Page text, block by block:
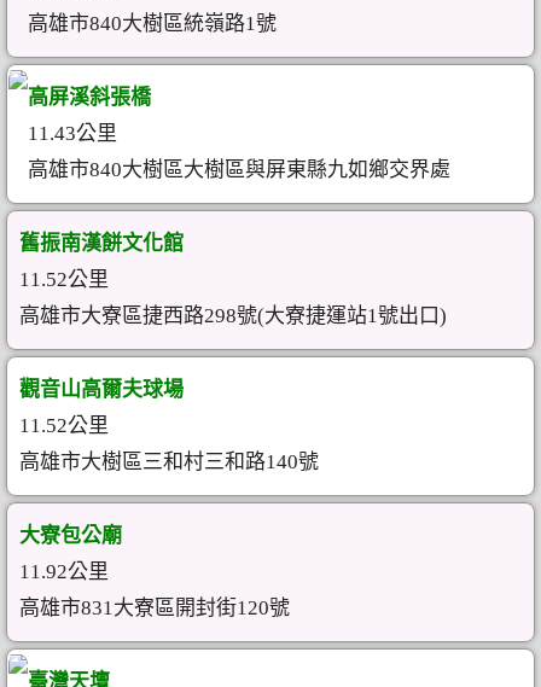
高雄市840大樹區統嶺路1號
高屏溪斜張橋
11.43公里
高雄市840大樹區大樹區與屏東縣九如鄉交界處
舊振南漢餅文化館
11.52公里
高雄市大寮區捷西路298號(大寮捷運站1號出口)
觀音山高爾夫球場
11.52公里
高雄市大樹區三和村三和路140號
大寮包公廟
11.92公里
高雄市831大寮區開封街120號
臺灣天壇